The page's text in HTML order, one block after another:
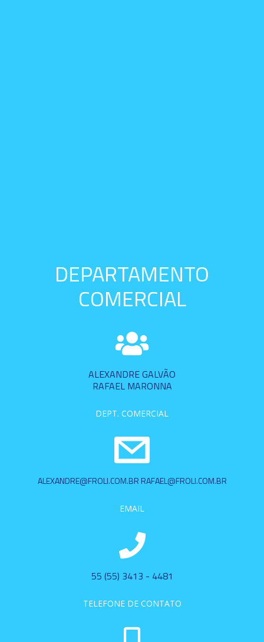
DEPARTAMENTO
COMERCIAL
ALEXANDRE GALVÃO
RAFAEL MARONNA
DEPT. COMERCIAL
ALEXANDRE@FROLI.COM.BR RAFAEL@FROLI.COM.BR
EMAIL
55 (55) 3413 - 4481
TELEFONE DE CONTATO